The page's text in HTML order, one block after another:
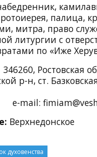
палица,
митра, право
литургии с
по «Иже
346260, Ростовская
р-н, ст.
Верхнедонское
духовенства